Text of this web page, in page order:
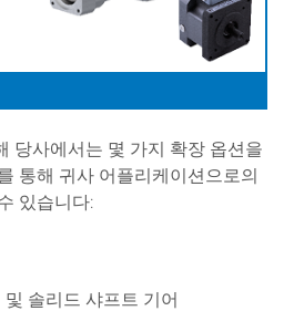
당사에서는 몇 가지 확장 옵션을
통해 귀사 어플리케이션으로의
있습니다:
솔리드 샤프트 기어